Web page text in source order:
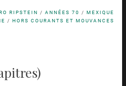
RIPSTEIN /ANNÉES 70 /MEXIQUE
/HORS COURANTS ET MOUVANCES